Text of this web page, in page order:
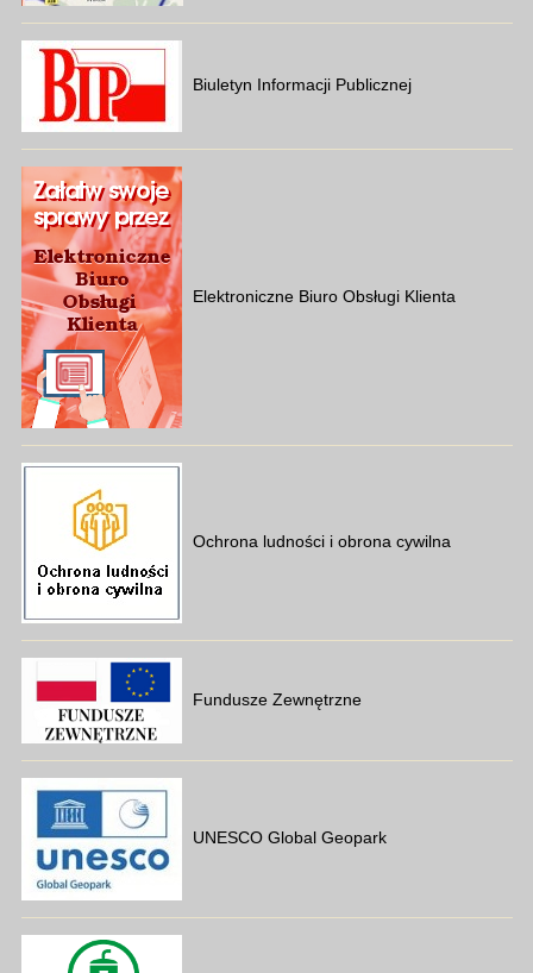
Biuletyn Informacji Publicznej
Elektroniczne Biuro Obsługi Klienta
Ochrona ludności i obrona cywilna
Fundusze Zewnętrzne
UNESCO Global Geopark